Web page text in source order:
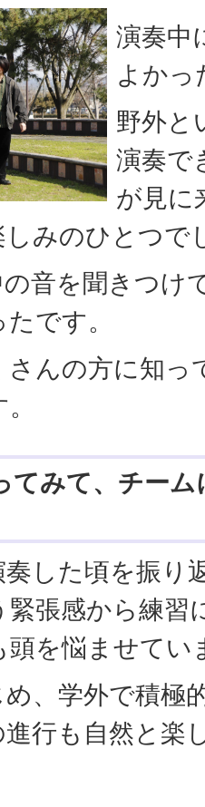
演奏中
よかっ
野外と
演奏で
が見に
みのひとつで
音を聞きつけ
です。
さんの方に知っ
てみて、チー
した頃を振り
張感から練習
頭を悩ませてい
、学外で積極
進行も自然と楽